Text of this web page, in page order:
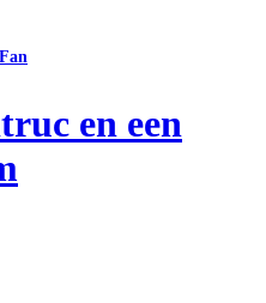
en een